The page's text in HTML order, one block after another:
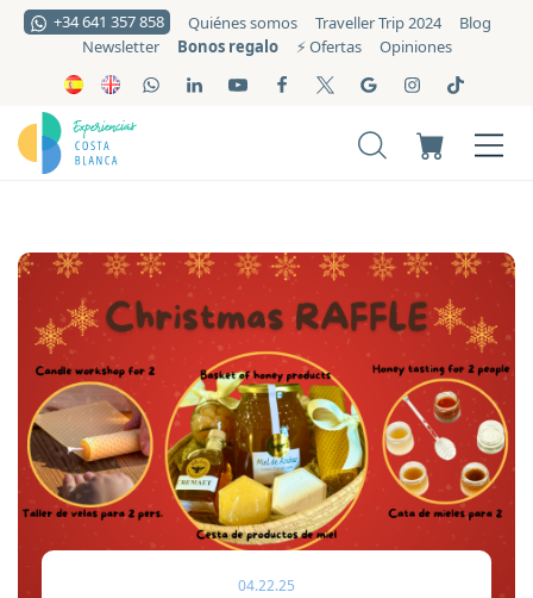
+34 641 357 858 Quiénes somos Traveller Trip 2024
Blog
Newsletter
Bonos regalo ⚡️ Ofertas Opiniones
04.22.25